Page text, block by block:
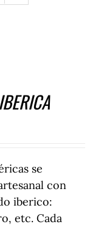
se
con
iberico:
etc. Cada